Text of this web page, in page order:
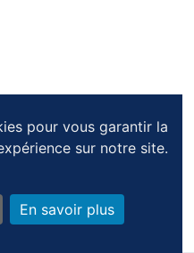
pour vous garantir la
sur notre site.
En savoir plus